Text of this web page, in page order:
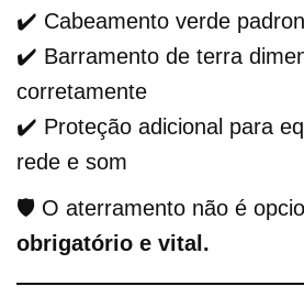
✔️ Cabeamento verde
✔️ Barramento de terra
corretamente
✔️ Proteção adicional para
rede e som
🛡️ O aterramento não é
obrigatório e vital.